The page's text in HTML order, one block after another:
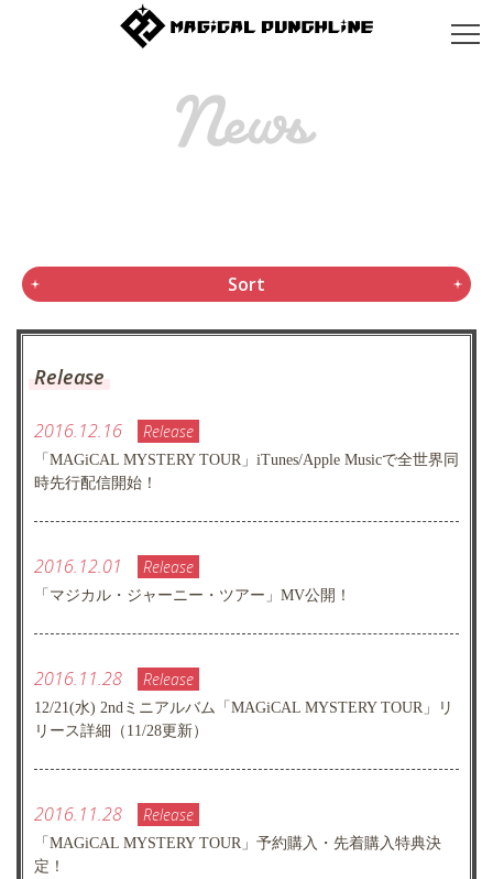
Sort
Release
2016.12.16 Release
「MAGiCAL MYSTERY TOUR」iTunes/Apple Musicで全世界同
時先行配信開始！
2016.12.01 Release
「マジカル・ジャーニー・ツアー」MV公開！
2016.11.28 Release
12/21(水) 2ndミニアルバム「MAGiCAL MYSTERY TOUR」リ
リース詳細（11/28更新）
2016.11.28 Release
「MAGiCAL MYSTERY TOUR」予約購入・先着購入特典決
定！